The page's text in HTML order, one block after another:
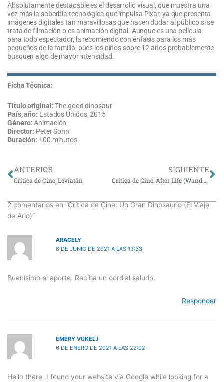
Absolutamente destacable es el desarrollo visual, que muestra una
vez más la soberbia tecnológica que impulsa Pixar, ya que presenta
imágenes digitales tan maravillosas que hacen dudar al público si se
trata de filmación o es animación digital. Aunque es una película
para todo espectador, la recomiendo con énfasis para los más
pequeños de la familia, pues los niños sobre 12 años probablemente
busquen algo de mayor intensidad.
Ficha Técnica:
Título original:The good dinosaur
País, año: Estados Unidos, 2015
Género: Animación
Director: Peter Sohn
Duración: 100 minutos
Ant
ANTERIOR
Crítica de Cine: Leviatán
SIGUIENTE
Crítica de Cine: After Life (Wandafuru raifu)
2 comentarios en “Crítica de Cine: Un Gran Dinosaurio (El Viaje
de Arlo)”
ARACELY
6 DE JUNIO DE 2021 A LAS 13:33
Buenísimo el aporte. Reciba un cordial saludo.
Responder
EMERY VUKELJ
6 DE ENERO DE 2021 A LAS 22:02
Hello there, I found your website via Google while looking for a